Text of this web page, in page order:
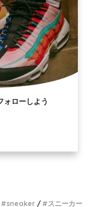
ォローしよう
sneaker スニーカー